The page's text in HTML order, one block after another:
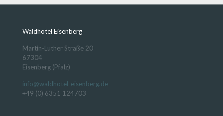
Waldhotel Eisenberg
Martin-Luther Straße 20
67304
Eisenberg (Pfalz)
info@waldhotel-eisenberg.de
+49 (0) 6351 124703